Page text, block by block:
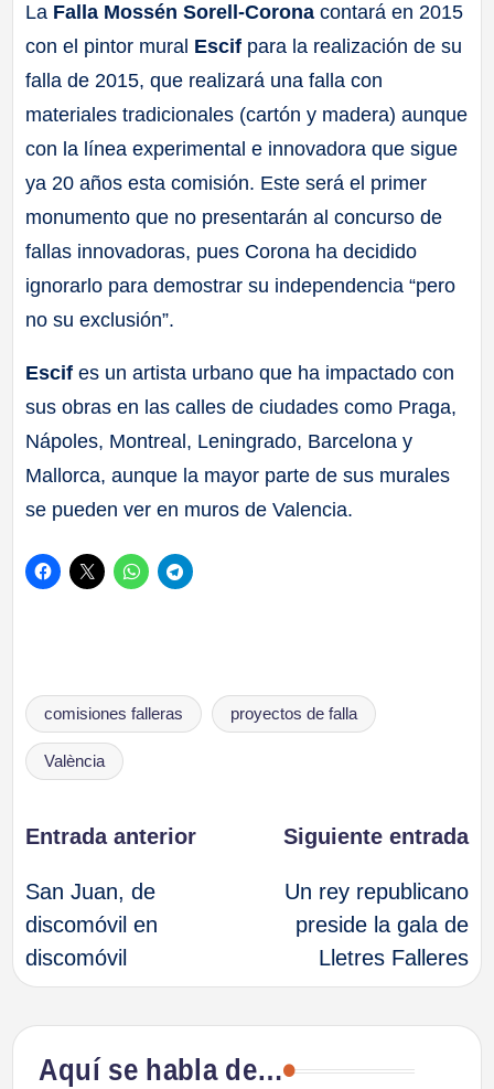
La Falla Mossén Sorell-Corona contará en 2015
con el pintor mural Escif para la realización de su
falla de 2015, que realizará una falla con
materiales tradicionales (cartón y madera) aunque
con la línea experimental e innovadora que sigue
ya 20 años esta comisión. Este será el primer
monumento que no presentarán al concurso de
fallas innovadoras, pues Corona ha decidido
ignorarlo para demostrar su independencia “pero
no su exclusión”.
Escif es un artista urbano que ha impactado con
sus obras en las calles de ciudades como Praga,
Nápoles, Montreal, Leningrado, Barcelona y
Mallorca, aunque la mayor parte de sus murales
se pueden ver en muros de Valencia.
Etiquetas:
comisiones falleras proyectos de falla
València
Navegación
de
entradas
Entrada anterior
San Juan, de
discomóvil en
discomóvil
Siguiente entrada
Un rey republicano
preside la gala de
Lletres Falleres
Aquí se habla de…